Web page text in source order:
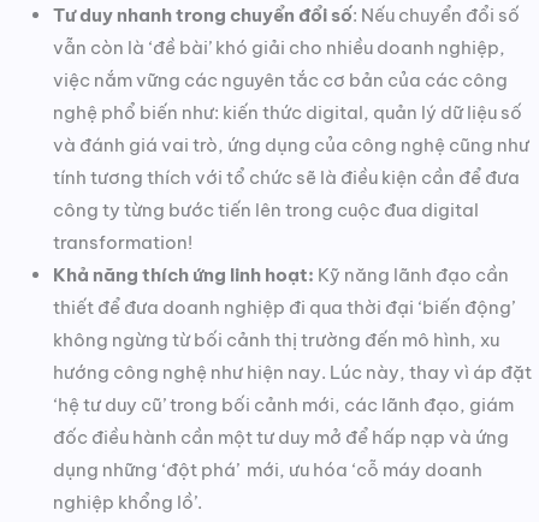
Tư duy nhanh trong chuyển đổi số: Nếu chuyển đổi số
vẫn còn là ‘đề bài’ khó giải cho nhiều doanh nghiệp,
việc nắm vững các nguyên tắc cơ bản của các công
nghệ phổ biến như: kiến ​​thức digital, quản lý dữ liệu số
và đánh giá vai trò, ứng dụng của công nghệ cũng như
tính tương thích với tổ chức sẽ là điều kiện cần để đưa
công ty từng bước tiến lên trong cuộc đua digital
transformation!
Khả năng thích ứng linh hoạt: Kỹ năng lãnh đạo cần
thiết để đưa doanh nghiệp đi qua thời đại ‘biến động’
không ngừng từ bối cảnh thị trường đến mô hình, xu
hướng công nghệ như hiện nay. Lúc này, thay vì áp đặt
‘hệ tư duy cũ’ trong bối cảnh mới, các lãnh đạo, giám
đốc điều hành cần một tư duy mở để hấp nạp và ứng
dụng những ‘đột phá’ mới, ưu hóa ‘cỗ máy doanh
nghiệp khổng lồ’.